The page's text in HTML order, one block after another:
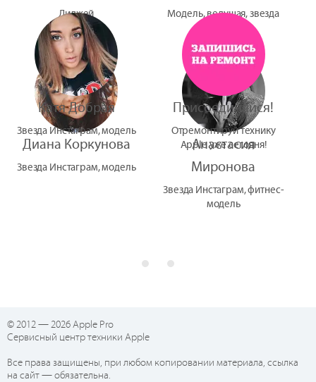
Диджей
Модель, ведущая, звезда
Диана Коркунова
Звезда Инстаграм, модель
Анастасия
Миронова
Звезда Инстаграм, фитнес-
модель
Катя Добрая
Звезда Инстаграм, модель
Присоединяйся!
Отремонтируй технику
Apple уже сегодня!
© 2012 — 2026 Apple Pro
Сервисный центр техники Apple
Все права защищены, при любом копировании материала, ссылка
на сайт — обязательна.